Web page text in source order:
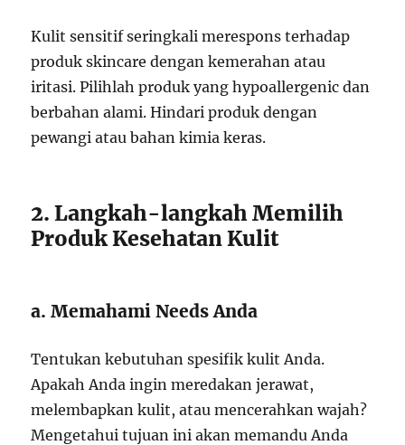
Kulit sensitif seringkali merespons terhadap
produk skincare dengan kemerahan atau
iritasi. Pilihlah produk yang hypoallergenic dan
berbahan alami. Hindari produk dengan
pewangi atau bahan kimia keras.
2. Langkah-langkah Memilih
Produk Kesehatan Kulit
a. Memahami Needs Anda
Tentukan kebutuhan spesifik kulit Anda.
Apakah Anda ingin meredakan jerawat,
melembapkan kulit, atau mencerahkan wajah?
Mengetahui tujuan ini akan memandu Anda